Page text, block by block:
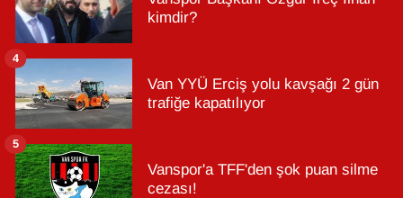
kimdir?
Van YYÜ Erciş yolu kavşağı 2 gün
trafiğe kapatılıyor
4
Vanspor'a TFF'den şok puan silme
cezası!
5